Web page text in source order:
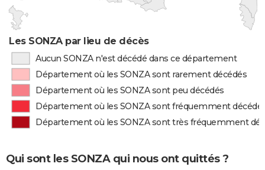
Les SONZA par lieu de décès
Aucun SONZA n'est décédé dans ce département
Département où les SONZA sont rarement décédés
Département où les SONZA sont peu décédés
Département où les SONZA sont fréquemment
Département où les SONZA sont très fréquemment
Qui sont les SONZA qui nous ont quittés ?